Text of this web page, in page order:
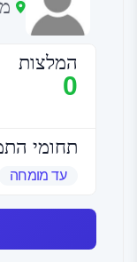
המלצות
0
תחומי
עד מומחה